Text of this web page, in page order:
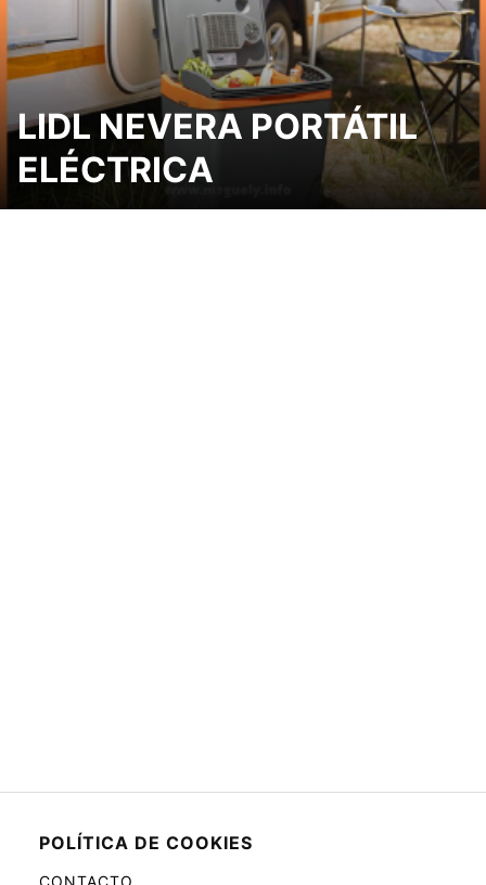
LIDL NEVERA PORTÁTIL
ELÉCTRICA
POLÍTICA DE COOKIES
CONTACTO